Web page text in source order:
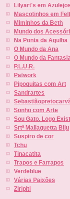
Lilyart's em Azulejos
Mascotinhos em
Miminhos da Beth
Mundo dos
Na Ponta da Agulha
O Mundo da Ana
O Mundo da Fantasia
P.L.U.R.
Patwork
Pipoquitas com Art
Sandrartes
Sonho com Arte
Sou Gato, Logo
Srtª Mallaguetta Biju
Suspiro de cor
Tchu
Tinacatita
Trapos e Farrapos
Verdeblue
Várias Paixões
Ziripiti